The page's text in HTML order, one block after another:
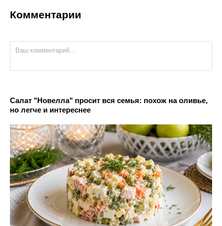
Комментарии
Салат "Новелла" просит вся семья: похож на оливье,
но легче и интереснее